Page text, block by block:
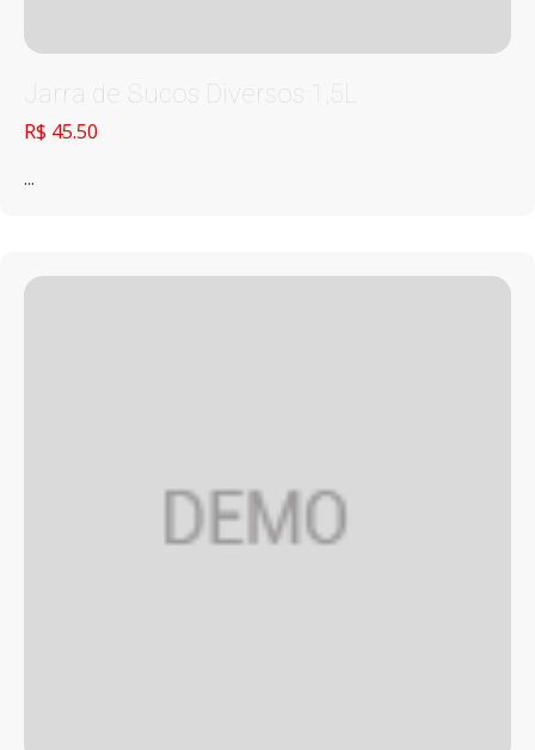
Jarra de Sucos Diversos 1,5L
R$ 45.50
...